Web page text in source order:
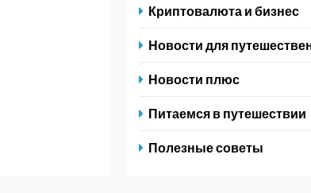
Криптовалюта и бизнес
Новости для
Новости плюс
Питаемся в путешествии
Полезные советы